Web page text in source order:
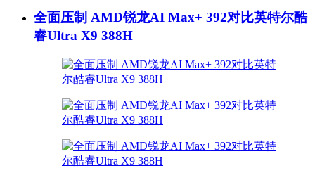
全面压制 AMD锐龙AI Max+ 392对比英特尔酷
睿Ultra X9 388H